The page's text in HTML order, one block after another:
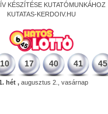
KÉSZÍTÉSE KUTATÓMUNKÁHOZ
KUTATAS-KERDOIV.HU
10 17 40 41 45
hét ,augusztus 2., vasárnap